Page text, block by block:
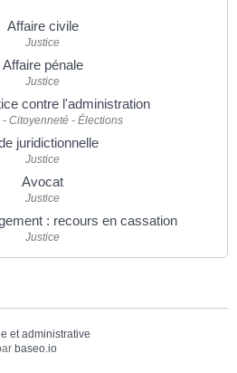
Affaire civile
Justice
Affaire pénale
Justice
contre l'administration
Citoyenneté - Élections
juridictionnelle
Justice
Avocat
Justice
: recours en cassation
Justice
et administrative
baseo.io